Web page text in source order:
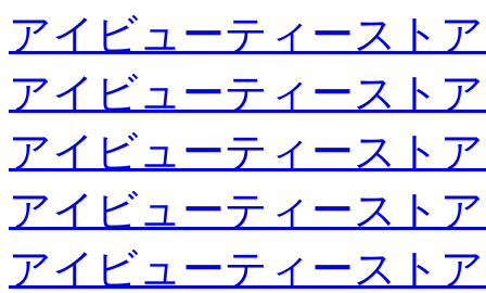
アイビューティースト
アイビューティースト
アイビューティースト
アイビューティースト
アイビューティースト